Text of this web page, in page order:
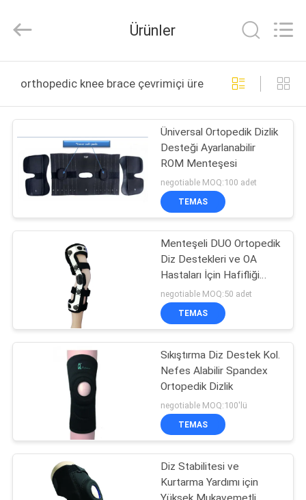
ÜRÜN:%
HAKKIMIZDA
FABRIKA
KONTROL
BIZIMLE
ILETIŞIME
HABERLER
PRODUCTS
CO.,LTD(WUHAN
Rights
Ürünler
orthopedic knee brace çevrimiçi üretim
Üniversal Ortopedik Dizlik
Desteği Ayarlanabilir
ROM Menteşesi
negotiable MOQ:100 adet
TEMAS
Menteşeli DUO Ortopedik
Diz Destekleri ve OA
Hastaları İçin Hafifliği
Destekler
negotiable MOQ:50 adet
TEMAS
Sıkıştırma Diz Destek Kol.
Nefes Alabilir Spandex
Ortopedik Dizlik
negotiable MOQ:100'lü
TEMAS
Diz Stabilitesi ve
Kurtarma Yardımı için